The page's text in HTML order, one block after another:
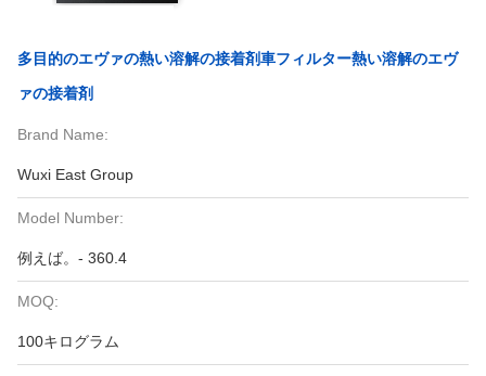
多目的のエヴァの熱い溶解の接着剤車フィルター熱い溶解のエヴ
ァの接着剤
Brand Name:
Wuxi East Group
Model Number:
例えば。- 360.4
MOQ:
100キログラム